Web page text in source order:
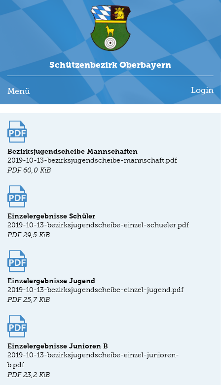
Schützenbezirk Oberbayern
Menü Login
Bezirksjugendscheibe Mannschaften
2019-10-13-bezirksjugendscheibe-mannschaft.pdf
PDF 60,0 KiB
Einzelergebnisse Schüler
2019-10-13-bezirksjugendscheibe-einzel-schueler.pdf
PDF 29,5 KiB
Einzelergebnisse Jugend
2019-10-13-bezirksjugendscheibe-einzel-jugend.pdf
PDF 25,7 KiB
Einzelergebnisse Junioren B
2019-10-13-bezirksjugendscheibe-einzel-junioren-
b.pdf
PDF 23,2 KiB